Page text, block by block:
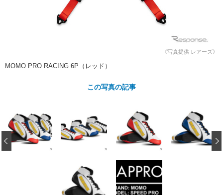
カーメーカー「旧車」関連プロジ
ェクト
コラム
《写真提供 レアーズ》
MOMO PRO RACING 6P（レッド）
この写真の記事
‹